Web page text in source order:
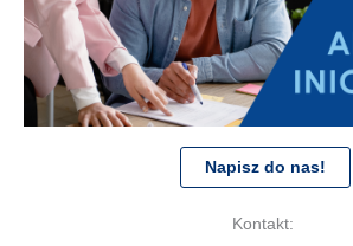
Napisz do nas!
Kontakt: